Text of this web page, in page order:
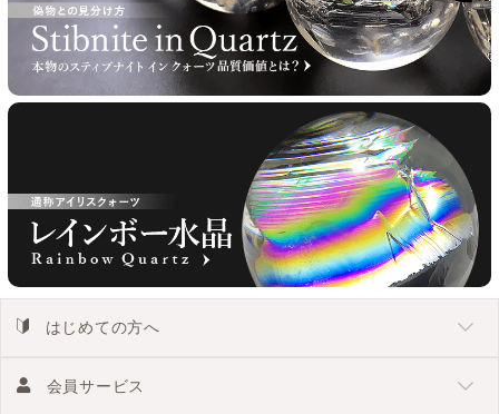
はじめての方へ
会員サービス